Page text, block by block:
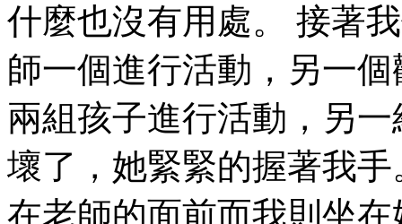
什麼也沒有用處。 接著
師一個進行活動，另一
兩組孩子進行活動，另
壞了，她緊緊的握著我
在老師的面前而我則坐